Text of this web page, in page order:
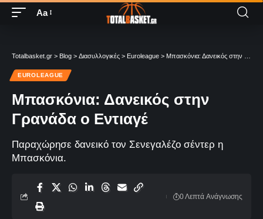
Aa
Totalbasket.gr > Blog > Διασυλλογικές > Euroleague > Μπασκόνια: Δανεικός στην Γρανάδα ο Εντιαγέ
EUROLEAGUE
Μπασκόνια: Δανεικός στην
Γρανάδα ο Εντιαγέ
Παραχώρησε δανεικό τον Σενεγαλέζο σέντερ η
Μπασκόνια.
0 Λεπτά Aνάγνωσης